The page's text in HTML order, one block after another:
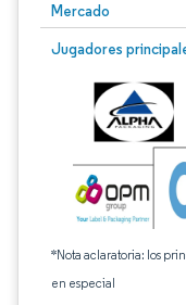
Mercado
Jugadores
*Nota aclaratoria: los
en especial